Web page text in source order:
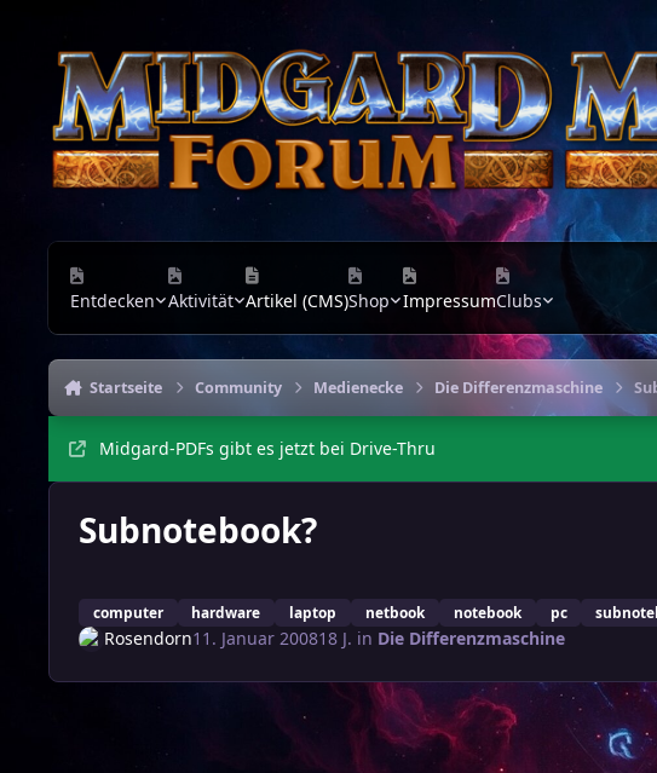
Entdecken Aktivität Artikel (CMS)Shop ImpressumClubs
Startseite Community Medienecke Die Differenzmaschine
Midgard-PDFs gibt es jetzt bei Drive-Thru
Subnotebook?
computer hardware laptop netbook notebook pc
Rosendorn11. Januar 200818 J. in Die Differenzmaschine